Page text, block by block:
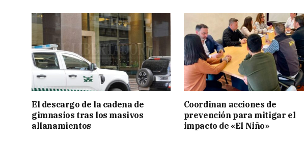
El descargo de la cadena de
gimnasios tras los masivos
allanamientos
Coordinan acciones de
prevención para mitigar el
impacto de «El Niño»